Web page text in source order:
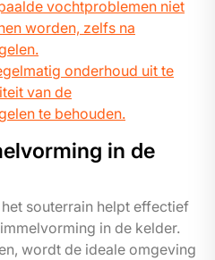
vochtproblemen niet
worden, zelfs na
onderhoud uit te
van de
te behouden.
in de
souterrain helpt effectief
in de kelder.
wordt de ideale omgeving